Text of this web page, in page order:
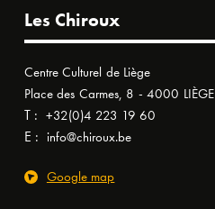
Les Chiroux
Centre Culturel de Liège
Place des Carmes, 8 - 4000 LIÈGE
T : +32(0)4 223 19 60
E : info@chiroux.be
Google map